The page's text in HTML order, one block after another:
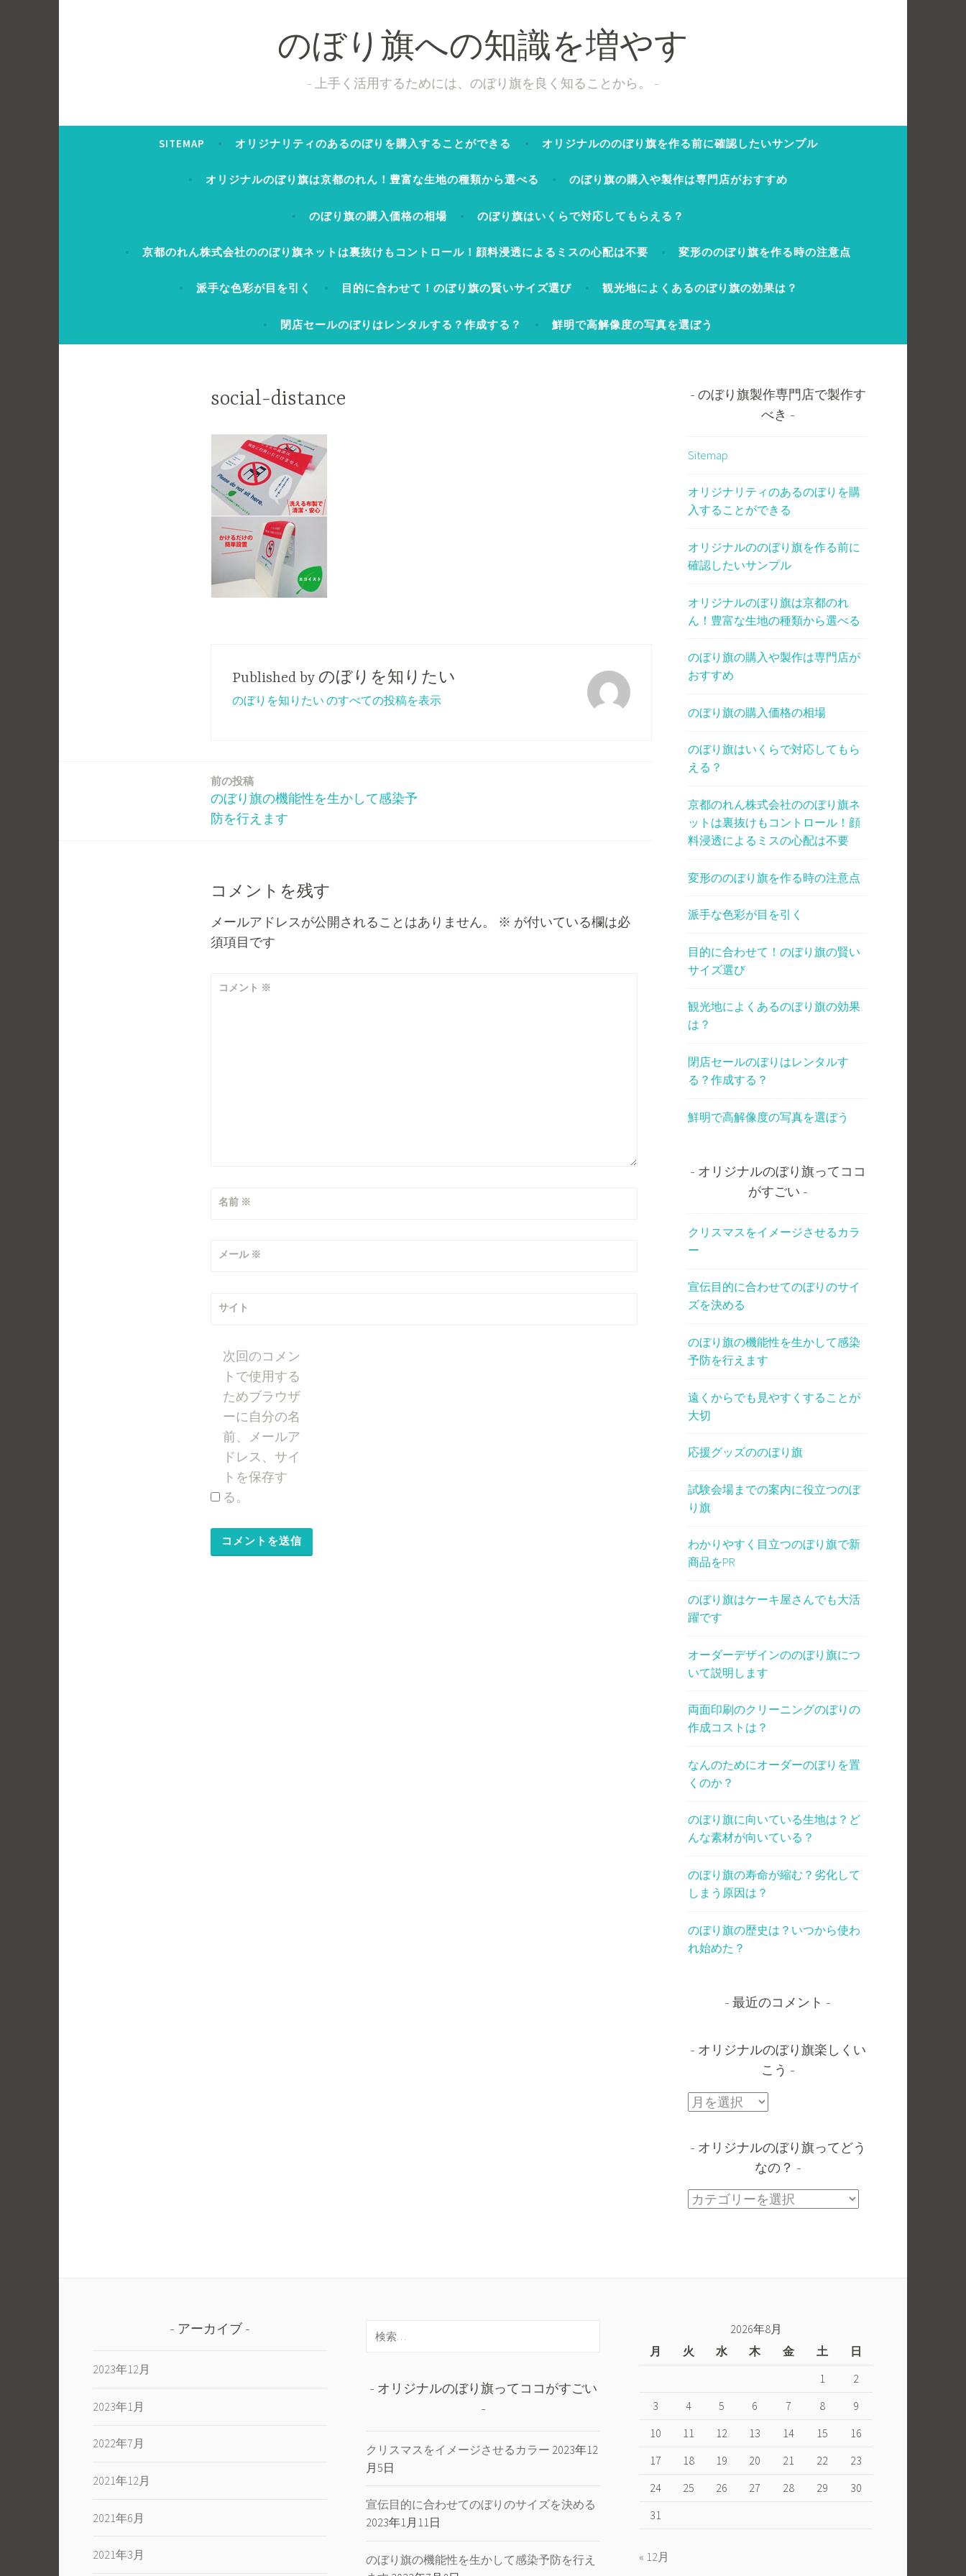
ス
のぼり旗への知識を増やす
上手く活用するためには、のぼり旗を良く知ることから。
SITEMAP オリジナリティのあるのぼりを購入することができる オリジナルののぼり旗を作る前に確認したいサンプル
オリジナルのぼり旗は京都のれん！豊富な生地の種類から選べる のぼり旗の購入や製作は専門店がおすすめ
のぼり旗の購入価格の相場 のぼり旗はいくらで対応してもらえる？
京都のれん株式会社ののぼり旗ネットは裏抜けもコントロール！顔料浸透によるミスの心配は不要 変形ののぼり旗を作る時の注意点
派手な色彩が目を引く 目的に合わせて！のぼり旗の賢いサイズ選び 観光地によくあるのぼり旗の効果は？
閉店セールのぼりはレンタルする？作成する？ 鮮明で高解像度の写真を選ぼう
social-distance
Published by のぼりを知りたい
のぼりを知りたい のすべての投稿を表示
前の投稿
のぼり旗の機能性を生かして感染予
防を行えます
コメントを残す
メールアドレスが公開されることはありません。
※ が付いている欄は必
須項目です
コメント ※
名前 ※
メール ※
サイト
次回のコメン
トで使用する
ためブラウザ
ーに自分の名
前、メールア
ドレス、サイ
トを保存す
る。
のぼり旗製作専門店で製作す
べき
Sitemap
オリジナリティのあるのぼりを購
入することができる
オリジナルののぼり旗を作る前に
確認したいサンプル
オリジナルのぼり旗は京都のれ
ん！豊富な生地の種類から選べる
のぼり旗の購入や製作は専門店が
おすすめ
のぼり旗の購入価格の相場
のぼり旗はいくらで対応してもら
える？
京都のれん株式会社ののぼり旗ネ
ットは裏抜けもコントロール！顔
料浸透によるミスの心配は不要
変形ののぼり旗を作る時の注意点
派手な色彩が目を引く
目的に合わせて！のぼり旗の賢い
サイズ選び
観光地によくあるのぼり旗の効果
は？
閉店セールのぼりはレンタルす
る？作成する？
鮮明で高解像度の写真を選ぼう
オリジナルのぼり旗ってココ
がすごい
クリスマスをイメージさせるカラ
ー
宣伝目的に合わせてのぼりのサイ
ズを決める
のぼり旗の機能性を生かして感染
予防を行えます
遠くからでも見やすくすることが
大切
応援グッズののぼり旗
試験会場までの案内に役立つのぼ
り旗
わかりやすく目立つのぼり旗で新
商品をPR
のぼり旗はケーキ屋さんでも大活
躍です
オーダーデザインののぼり旗につ
いて説明します
両面印刷のクリーニングのぼりの
作成コストは？
なんのためにオーダーのぼりを置
くのか？
のぼり旗に向いている生地は？ど
んな素材が向いている？
のぼり旗の寿命が縮む？劣化して
しまう原因は？
のぼり旗の歴史は？いつから使わ
れ始めた？
最近のコメント
オリジナルのぼり旗楽しくい
こう
オ
ナ
の
ぼ
う
オリジナルのぼり旗ってどう
なの？
オ
っ
う
な
アーカイブ
2023年12月
2023年1月
2022年7月
2021年12月
2021年6月
2021年3月
索:
オリジナルのぼり旗ってココがすごい
クリスマスをイメージさせるカラー 2023年12
月5日
宣伝目的に合わせてのぼりのサイズを決める
2023年1月11日
のぼり旗の機能性を生かして感染予防を行え
2026年8月
月
火 水 木 金 土
日
1
2
3
4 5 6 7 8
9
10
11 12 13 14 15
16
17
18 19 20 21 22
23
24
25 26 27 28 29
30
31
« 12月